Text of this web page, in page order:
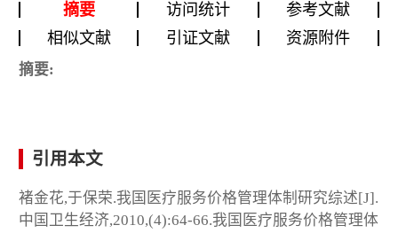
摘要 访问统计
参考文献
相似文献
引证文献 资源附件
摘要:
引用本文
褚金花,于保荣.我国医疗服务价格管理体制研究综述[J].
中国卫生经济,2010,(4):64-66.我国医疗服务价格管理体